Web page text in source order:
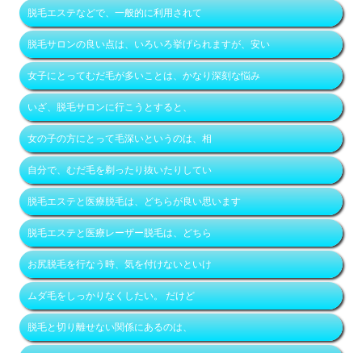
脱毛エステなどで、一般的に利用されて
脱毛サロンの良い点は、いろいろ挙げられますが、安い
女子にとってむだ毛が多いことは、かなり深刻な悩み
いざ、脱毛サロンに行こうとすると、
女の子の方にとって毛深いというのは、相
自分で、むだ毛を剃ったり抜いたりしてい
脱毛エステと医療脱毛は、どちらが良い思います
脱毛エステと医療レーザー脱毛は、どちら
お尻脱毛を行なう時、気を付けないといけ
ムダ毛をしっかりなくしたい。 だけど
脱毛と切り離せない関係にあるのは、